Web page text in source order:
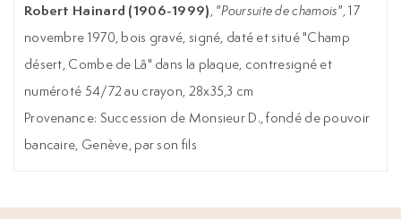
Robert Hainard (1906-1999), "Poursuite de chamois", 17
novembre 1970, bois gravé, signé, daté et situé "Champ
désert, Combe de Lâ" dans la plaque, contresigné et
numéroté 54/72 au crayon, 28x35,3 cm
Provenance: Succession de Monsieur D., fondé de pouvoir
bancaire, Genève, par son fils